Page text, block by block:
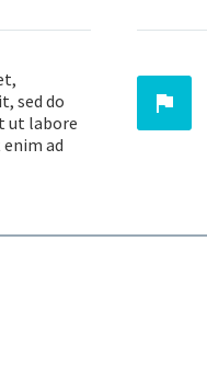
sed do
ut labore
ad

